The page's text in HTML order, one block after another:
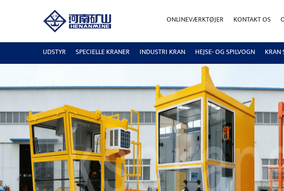
ONLINEVÆRKTØJER KONTAKT OS
UDSTYR SPECIELLE KRANER INDUSTRI KRAN HEJSE- OG SPILVOGN KRAN